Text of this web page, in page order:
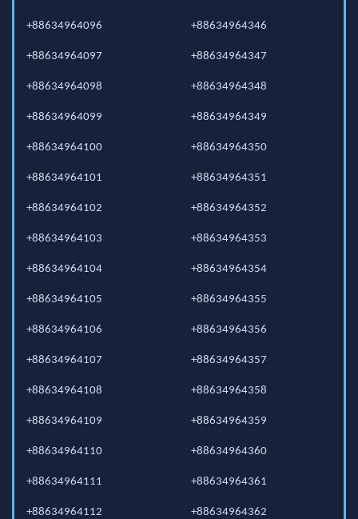
+88634964096
+88634964097
+88634964098
+88634964099
+88634964100
+88634964101
+88634964102
+88634964103
+88634964104
+88634964105
+88634964106
+88634964107
+88634964108
+88634964109
+88634964110
+88634964111
+88634964112
+88634964346
+88634964347
+88634964348
+88634964349
+88634964350
+88634964351
+88634964352
+88634964353
+88634964354
+88634964355
+88634964356
+88634964357
+88634964358
+88634964359
+88634964360
+88634964361
+88634964362